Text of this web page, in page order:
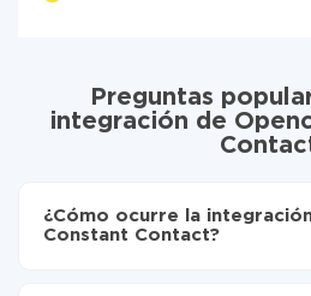
Preguntas
integración de
¿Cómo ocurre la
Constant Contact?